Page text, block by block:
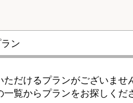
ン
だけるプランがございませ
覧からプランをお探しくだ